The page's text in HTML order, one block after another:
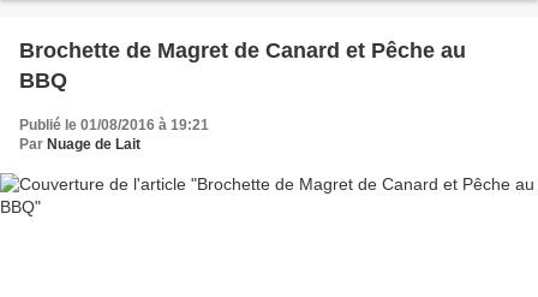
Brochette de Magret de Canard et Pêche au
BBQ
Publié le 01/08/2016 à 19:21
Par Nuage de Lait